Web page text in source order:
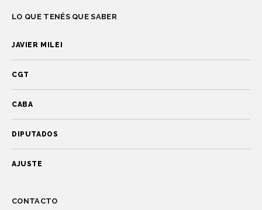
LO QUE TENÉS QUE SABER
JAVIER MILEI
CGT
CABA
DIPUTADOS
AJUSTE
CONTACTO